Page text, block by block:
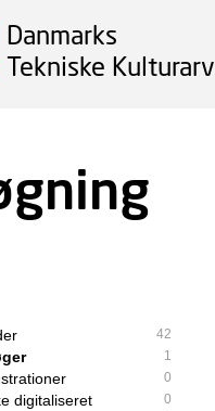
Danmarks
Tekniske Kulturarv
42
1
0
digitaliseret 0